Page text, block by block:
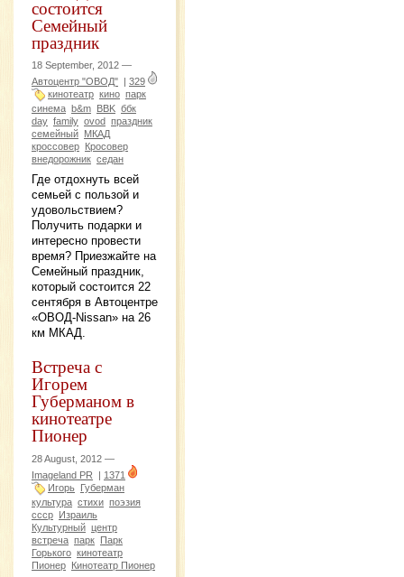
состоится
Семейный
праздник
18 September, 2012 —
Автоцентр "ОВОД"
329
кинотеатр кино парк
синема b&m BBK ббк
day family ovod праздник
семейный МКАД
кроссовер
Кросовер
внедорожник седан
Где отдохнуть всей
семьей с пользой и
удовольствием?
Получить подарки и
интересно провести
время? Приезжайте на
Семейный праздник,
который состоится 22
сентября в Автоцентре
«ОВОД-Nissan» на 26
км МКАД.
Встреча с
Игорем
Губерманом в
кинотеатре
Пионер
28 August, 2012 —
Imageland PR | 1371
Игорь Губерман
культура стихи поэзия
ссср Израиль
Культурный центр
встреча парк Парк
Горького кинотеатр
Пионер Кинотеатр Пионер